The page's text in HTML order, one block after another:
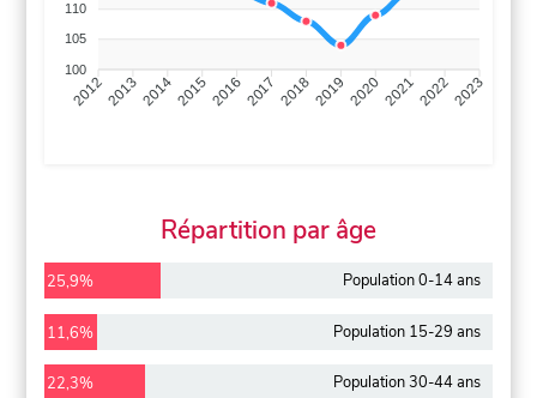
110
105
100
201220132014201520162017 20182019 2020202120222023
Répartition par âge
25,9% Population 0-14 ans
11,6% Population 15-29 ans
22,3% Population 30-44 ans